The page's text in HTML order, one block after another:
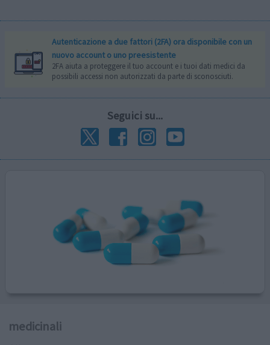
Autenticazione a due fattori (2FA) ora disponibile con un
nuovo account o uno preesistente
2FA aiuta a proteggere il tuo account e i tuoi dati medici da
possibili accessi non autorizzati da parte di sconosciuti.
Seguici su...
medicinali